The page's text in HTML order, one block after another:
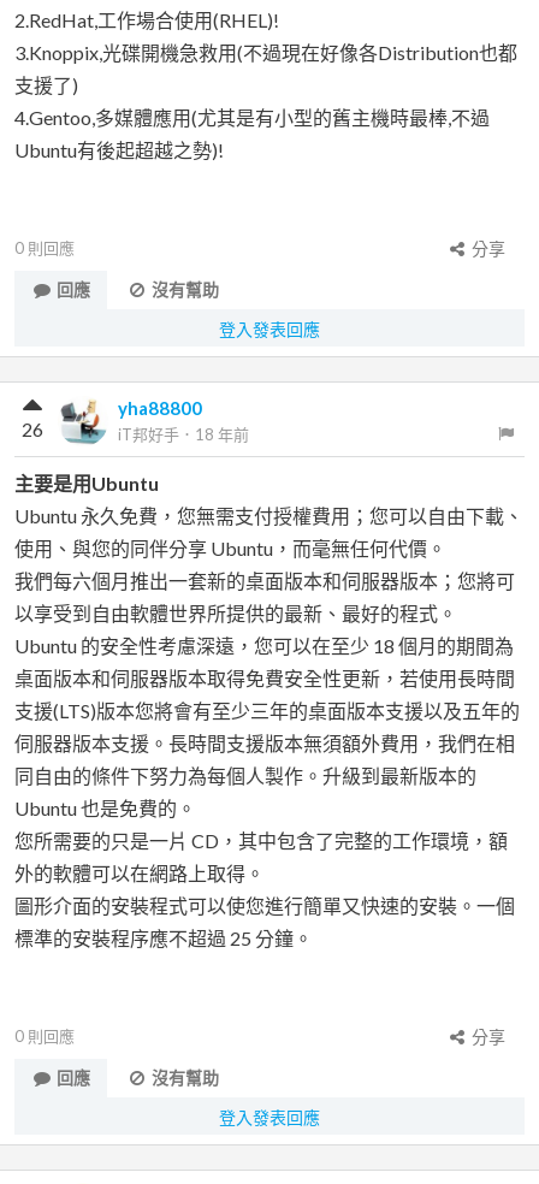
2.RedHat,工作場合使用(RHEL)!
3.Knoppix,光碟開機急救用(不過現在好像各Distribution也都
支援了)
4.Gentoo,多媒體應用(尤其是有小型的舊主機時最棒,不過
Ubuntu有後起超越之勢)!
0 則回應
分享
回應
沒有幫助
登入發表回應
yha88800
iT邦好手 ． 18 年前
26
主要是用Ubuntu
Ubuntu 永久免費，您無需支付授權費用；您可以自由下載、
使用、與您的同伴分享 Ubuntu，而毫無任何代價。
我們每六個月推出一套新的桌面版本和伺服器版本；您將可
以享受到自由軟體世界所提供的最新、最好的程式。
Ubuntu 的安全性考慮深遠，您可以在至少 18 個月的期間為
桌面版本和伺服器版本取得免費安全性更新，若使用長時間
支援(LTS)版本您將會有至少三年的桌面版本支援以及五年的
伺服器版本支援。長時間支援版本無須額外費用，我們在相
同自由的條件下努力為每個人製作。升級到最新版本的
Ubuntu 也是免費的。
您所需要的只是一片 CD，其中包含了完整的工作環境，額
外的軟體可以在網路上取得。
圖形介面的安裝程式可以使您進行簡單又快速的安裝。一個
標準的安裝程序應不超過 25 分鐘。
0 則回應
分享
回應
沒有幫助
登入發表回應